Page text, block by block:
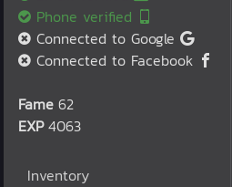
Phone verified
Connected to Google
Connected to Facebook
Fame 62
EXP 4063
Inventory